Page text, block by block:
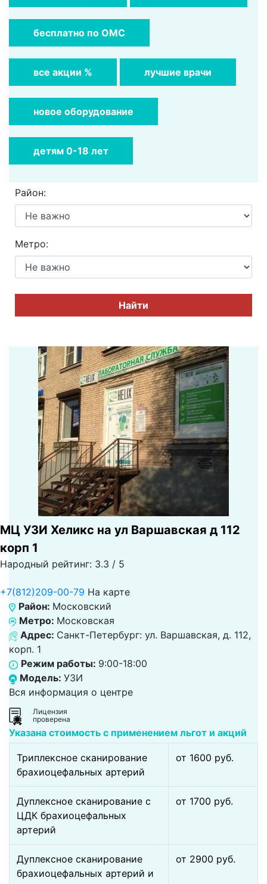
бесплатно по ОМС
все акции % лучшие врачи
новое оборудование
детям 0-18 лет
Район:
Метро:
Найти
МЦ УЗИ Хеликс на ул Варшавская д 112
корп 1
Народный рейтинг: 3.3 / 5
+7(812)209-00-79 На карте
Район: Московский
Метро: Московская
Адрес: Санкт-Петербург: ул. Варшавская, д. 112,
корп. 1
Режим работы: 9:00-18:00
Модель: УЗИ
Вся информация о центре
Лицензия
проверена
Указана стоимость с применением льгот и акций
Триплексное сканирование
брахиоцефальных артерий
от 1600 pуб.
Дуплексное сканирование с
ЦДК брахиоцефальных
артерий
от 1700 pуб.
Дуплексное сканирование
брахиоцефальных артерий и
от 2900 pуб.